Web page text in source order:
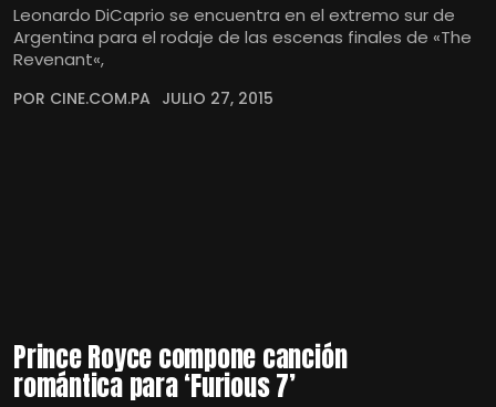
Leonardo DiCaprio se encuentra en el extremo sur de
Argentina para el rodaje de las escenas finales de «The
Revenant«,
POR CINE.COM.PA JULIO 27, 2015
Prince Royce compone canción
romántica para ‘Furious 7’